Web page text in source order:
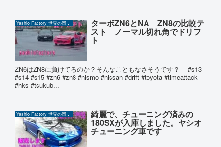
Yashio Factory 世界の岡ちゃん ターボZN6とNA ZN8の比較テ
スト ノーマル切れ角でドリフ
ト
ZN6はZN8に負けてるのか？そんなこともなさそうです？ #s13
#s14 #s15 #zn6 #zn8 #nismo #nissan #drift #toyota #timeattack
#hks #tsukub...
綺麗で、チューニング済みの
180SXが入庫しました。ヤシオ
チューニング車です